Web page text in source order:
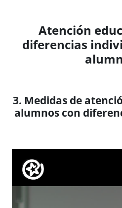
Atención
diferencias
3. Medidas de
alumnos con